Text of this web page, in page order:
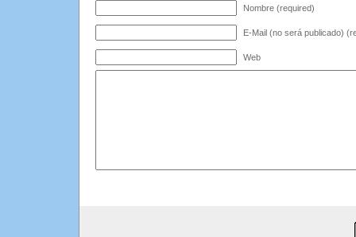
Nombre (required)
E-Mail (no será publicado)
Web